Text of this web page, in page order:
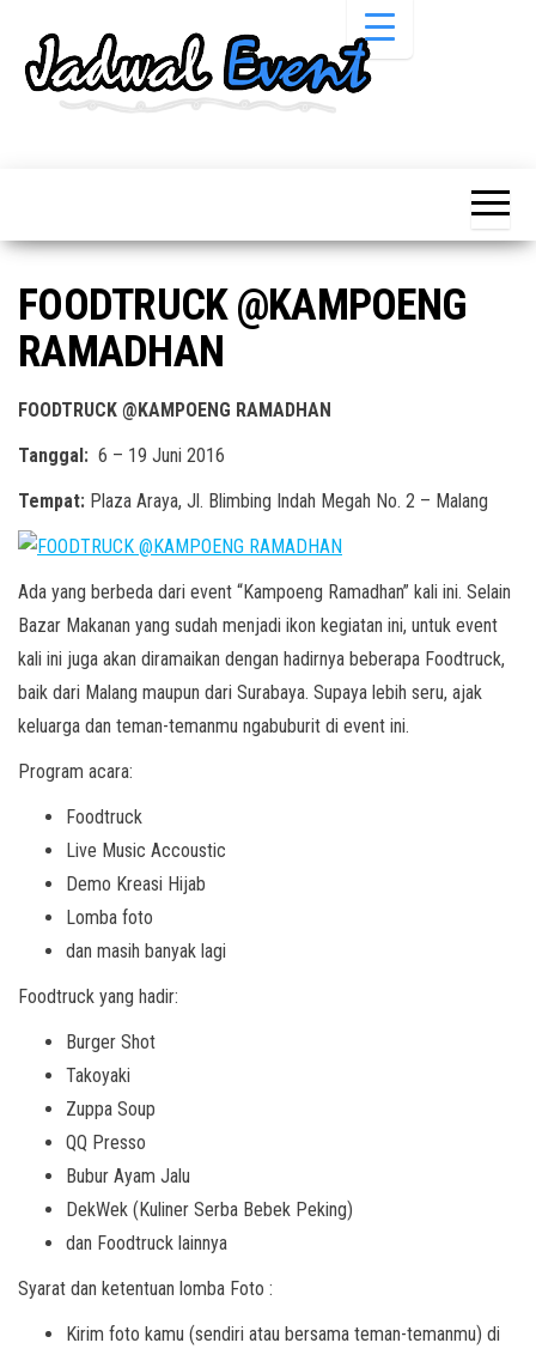
Pameran,
Acara &
Promo
Terbaru
Pameran,
Bazaar,
Workshop,
Job Fair,
Lomba dll.
FOODTRUCK @KAMPOENG
RAMADHAN
FOODTRUCK @KAMPOENG RAMADHAN
Tanggal: 6 – 19 Juni 2016
Tempat: Plaza Araya, Jl. Blimbing Indah Megah No. 2 – Malang
Ada yang berbeda dari event “Kampoeng Ramadhan” kali ini. Selain
Bazar Makanan yang sudah menjadi ikon kegiatan ini, untuk event
kali ini juga akan diramaikan dengan hadirnya beberapa Foodtruck,
baik dari Malang maupun dari Surabaya. Supaya lebih seru, ajak
keluarga dan teman-temanmu ngabuburit di event ini.
Program acara:
Foodtruck
Live Music Accoustic
Demo Kreasi Hijab
Lomba foto
dan masih banyak lagi
Foodtruck yang hadir:
Burger Shot
Takoyaki
Zuppa Soup
QQ Presso
Bubur Ayam Jalu
DekWek (Kuliner Serba Bebek Peking)
dan Foodtruck lainnya
Syarat dan ketentuan lomba Foto :
Kirim foto kamu (sendiri atau bersama teman-temanmu) di